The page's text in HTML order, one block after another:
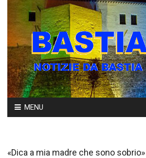
Skip
to
MENU
«Dica a mia madre che sono